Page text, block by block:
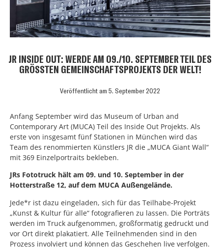
JR INSIDE OUT: WERDE AM 09./10. SEPTEMBER TEIL DES
GRÖSSTEN GEMEINSCHAFTSPROJEKTS DER WELT!
Veröffentlicht am 5. September 2022
Anfang September wird das Museum of Urban and
Contemporary Art (MUCA) Teil des Inside Out Projekts. Als
erste von insgesamt fünf Stationen in München wird das
Team des renommierten Künstlers JR die „MUCA Giant Wall“
mit 369 Einzelportraits bekleben.
JRs Fototruck hält am 09. und 10. September in der
Hotterstraße 12, auf dem MUCA Außengelände.
Jede*r ist dazu eingeladen, sich für das Teilhabe-Projekt
„Kunst & Kultur für alle“ fotografieren zu lassen. Die Porträts
werden im Truck aufgenommen, großformatig gedruckt und
vor Ort direkt plakatiert. Alle Teilnehmenden sind in den
Prozess involviert und können das Geschehen live verfolgen.